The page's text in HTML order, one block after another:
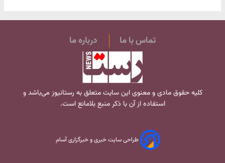
تماس با ما درباره ما
کلیه حقوق مادی و معنوی این سایت متعلق به رستانیوز می‌باشد و
استفاده از آن با ذکر منبع بلامانع است.
طراحی سایت خبری و خبرگزاری آسام